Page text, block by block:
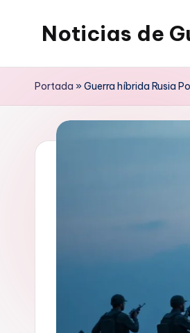
Noticias de
Portada »Guerra híbrida Rusia